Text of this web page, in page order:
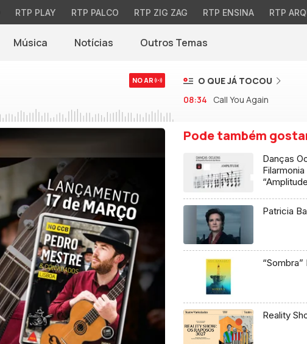
RTP PLAY RTP PALCO RTP ZIG ZAG RTP ENSINA RTP
Música Notícias(abre em nova janela)
Outros Temas
NO AR
O QUE JÁ TOCOU
08:34
Call You Again
Pode também
Danças
Patricia
“Sombra”
Reality